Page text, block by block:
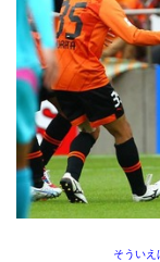
そういえ